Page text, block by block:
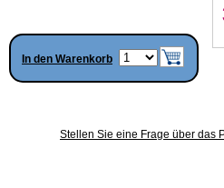
In den Warenkorb
Stellen Sie eine Frage über das